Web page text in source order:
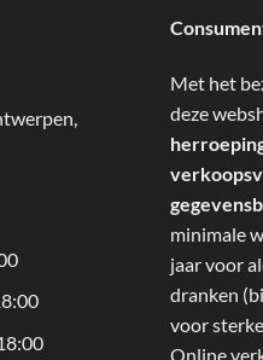
Met het
deze
minimale
jaar voor
dranken
voor
Online